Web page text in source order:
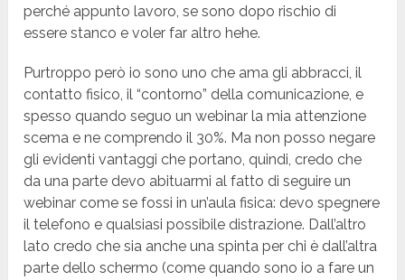
perché appunto lavoro, se sono dopo rischio di
essere stanco e voler far altro hehe.
Purtroppo però io sono uno che ama gli abbracci, il
contatto fisico, il “contorno” della comunicazione, e
spesso quando seguo un webinar la mia attenzione
scema e ne comprendo il 30%. Ma non posso negare
gli evidenti vantaggi che portano, quindi, credo che
da una parte devo abituarmi al fatto di seguire un
webinar come se fossi in un’aula fisica: devo spegnere
il telefono e qualsiasi possibile distrazione. Dall’altro
lato credo che sia anche una spinta per chi è dall’altra
parte dello schermo (come quando sono io a fare un